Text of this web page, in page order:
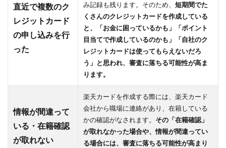
直近で複数のク
レジットカード
の申し込みを行
った
み記録も残ります。そのため、 短期間でた
くさんのクレジットカードを作成している
と、「お金に困っているかも」「ポイント
目当てで作成しているのかも」「自社のク
レジットカードは使ってもらえないだろ
う」と思われ、審査に落ちる可能性が高ま
ります。
情報が間違って
いる・在籍確認
が取れない
楽天カードを作成する際には、楽天カード
会社から職場に連絡があり、在籍している
かの確認がなされます。 その「在籍確認」
が取れなかった場合や、情報が間違ってい
る場合には、審査に落ちる可能性が高まり